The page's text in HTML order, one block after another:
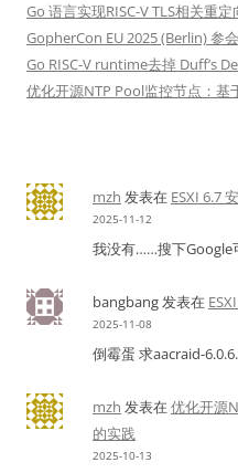
Go 语言实现RISC-V TLS相关重
GopherCon EU 2025 (Berlin) 参
Go RISC-V runtime去掉 Duff’s
优化开源NTP Pool监控节点：基
mzh 发表在 ESXI 6.7
2025-11-12
我没有……搜下Google
bangbang发表在
2025-11-08
倒霉蛋 求aacraid-
mzh 发表在优化开源
的实践
2025-10-13